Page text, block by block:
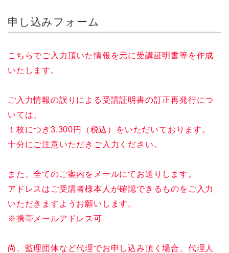
申し込みフォーム
こちらでご入力頂いた情報を元に受講証明書等を作成
いたします。
ご入力情報の誤りによる受講証明書の訂正再発行につ
いては、
１枚につき3,300円（税込）をいただいております。
十分にご注意いただきご入力ください。
また、全てのご案内をメールにてお送りします。
アドレスはご受講者様本人が確認できるものをご入力
いただきますようお願いします。
※携帯メールアドレス可
尚、監理団体など代理でお申し込み頂く場合、代理人